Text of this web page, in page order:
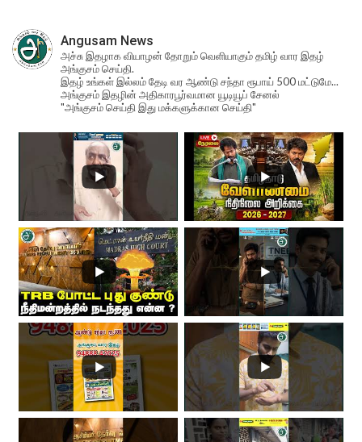
Angusam News
அச்சு இதழாக வியாழன் தோறும் வெளியாகும் தமிழ் வார இதழ்
அங்குசம் செய்தி.
இதழ் உங்கள் இல்லம் தேடி வர ஆண்டு சந்தா ரூபாய் 500 மட்டுமே...
அங்குசம் இதழின் அதிகாரபூர்வமான யூடியூப் சேனல்
"அங்குசம் செய்தி இது மக்களுக்கான செய்தி"